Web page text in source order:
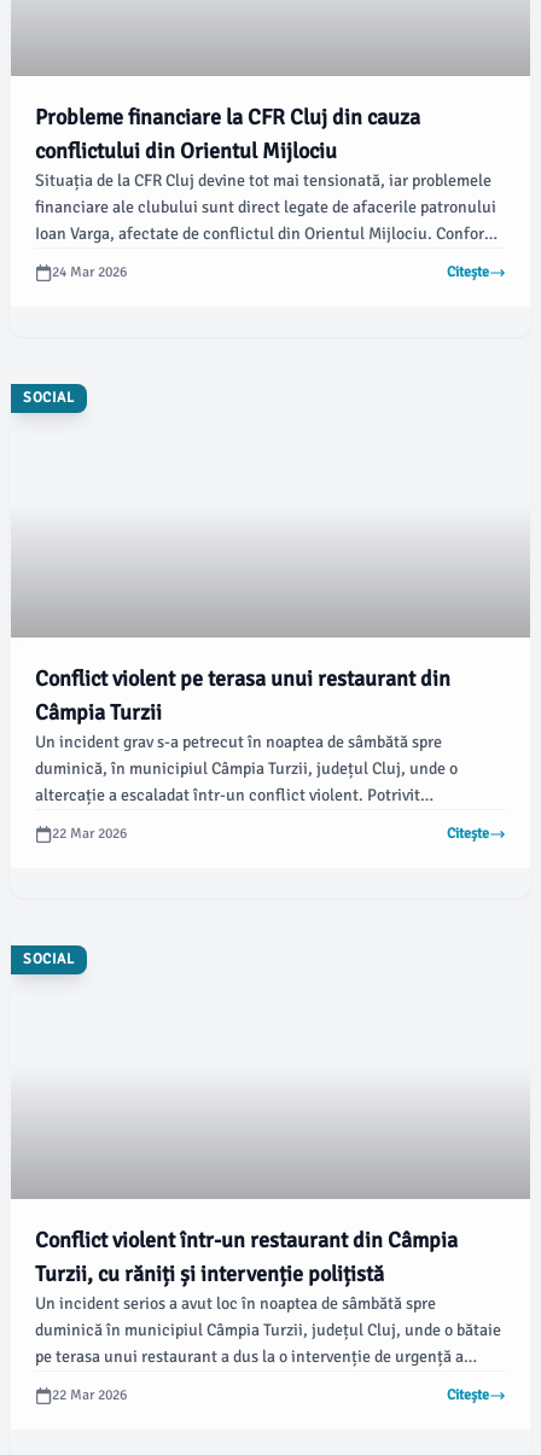
Probleme financiare la CFR Cluj din cauza
conflictului din Orientul Mijlociu
Situația de la CFR Cluj devine tot mai tensionată, iar problemele
financiare ale clubului sunt direct legate de afacerile patronului
Ioan Varga, afectate de conflictul din Orientul Mijlociu. Conform
stiridecluj.ro, Varga a explicat că activitatea sa din Africa, unde
deține exploatări de aur, a fost grav perturbată de războiul din
24 Mar 2026 Citește
SOCIAL
Conflict violent pe terasa unui restaurant din
Câmpia Turzii
Un incident grav s-a petrecut în noaptea de sâmbătă spre
duminică, în municipiul Câmpia Turzii, județul Cluj, unde o
altercație a escaladat într-un conflict violent. Potrivit
informațiilor oferite de IPJ Cluj, intervenția polițiștilor a fost
solicitată în jurul orei 01:00, printr-un apel la 112.
22 Mar 2026 Citește
SOCIAL
Conflict violent într-un restaurant din Câmpia
Turzii, cu răniți și intervenție polițistă
Un incident serios a avut loc în noaptea de sâmbătă spre
duminică în municipiul Câmpia Turzii, județul Cluj, unde o bătaie
pe terasa unui restaurant a dus la o intervenție de urgență a
poliției. Potrivit informațiilor transmise de IPJ Cluj, situația a fost
semnalată printr-un apel la 112 în jurul orei 01:00.
22 Mar 2026 Citește